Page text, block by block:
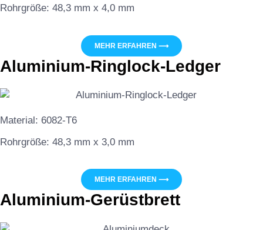
Rohrgröße: 48,3 mm x 4,0 mm
MEHR ERFAHREN ⟶
Aluminium-Ringlock-Ledger
Material: 6082-T6
Rohrgröße: 48,3 mm x 3,0 mm
MEHR ERFAHREN ⟶
Aluminium-Gerüstbrett